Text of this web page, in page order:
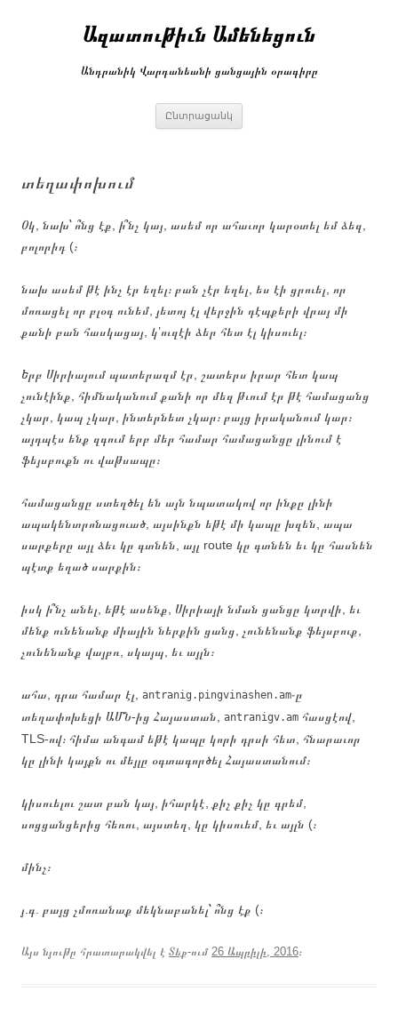
Ազատութիւն Ամենեցուն
Անդրանիկ Վարդանեանի ցանցային օրագիրը
Ընտրացանկ
տեղափոխում
Օկ, նախ՝ ո՞նց էք, ի՞նչ կայ, ասեմ որ ահաւոր կարօտել եմ ձեզ,
բոլորիդ (։
նախ ասեմ թէ ինչ էր եղել։ բան չէր եղել, ես էի ցրուել, որ
մոռացել որ բլօգ ունեմ, յետոյ էլ վերջին դէպքերի վրայ մի
քանի բան հասկացայ, կ’ուզէի ձեր հետ էլ կիսուել։
Երբ Սիրիայում պատերազմ էր, շատերս իրար հետ կապ
չունէինք, հիմնականում քանի որ մեզ թւում էր թէ համացանց
չկար, կապ չկար, ինտերնետ չկար։ բայց իրականում կար։
այդպէս ենք զգում երբ մեր համար համացանցը լինում է
ֆեյսբուքն ու վաթսապը։
համացանցը ստեղծել են այն նպատակով որ ինքը լինի
ապակենտրոնացուած, այսինքն եթէ մի կապը խզեն, ապա
սարքերը այլ ձեւ կը գտնեն, այլ route կը գտնեն եւ կը հասնեն
պէտք եղած սարքին։
իսկ ի՞նչ անել, եթէ ասենք, Սիրիայի նման ցանցը կտրվի, եւ
մենք ունենանք միային ներքին ցանց, չունենանք ֆեյսբուք,
չունենանք վայբռ, սկայպ, եւ այլն։
ահա, դրա համար էլ, antranig.pingvinashen.am֊ը
տեղափոխեցի ԱՄՆ-ից Հայաստան, antranigv.am հասցէով,
TLS-ով։ հիմա անգամ եթէ կապը կորի դրսի հետ, հնարաւոր
կը լինի կայքն ու մեյլը օգտագործել Հայաստանում։
կիսուելու շատ բան կայ, իհարկէ, քիչ քիչ կը գրեմ,
սոցցանցերից հեռու, այստեղ, կը կիսուեմ, եւ այլն (։
մինչ։
յ.գ. բայց չմոռանաք մեկնաբանել՝ ո՞նց էք (։
Այս նյութը հրատարակվել է Տեք-ում 26 Ապրիլի, 2016։